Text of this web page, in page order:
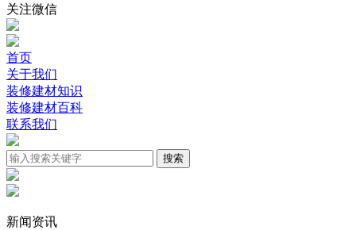
关注微信
首页
关于我们
装修建材知识
装修建材百科
联系我们
新闻资讯